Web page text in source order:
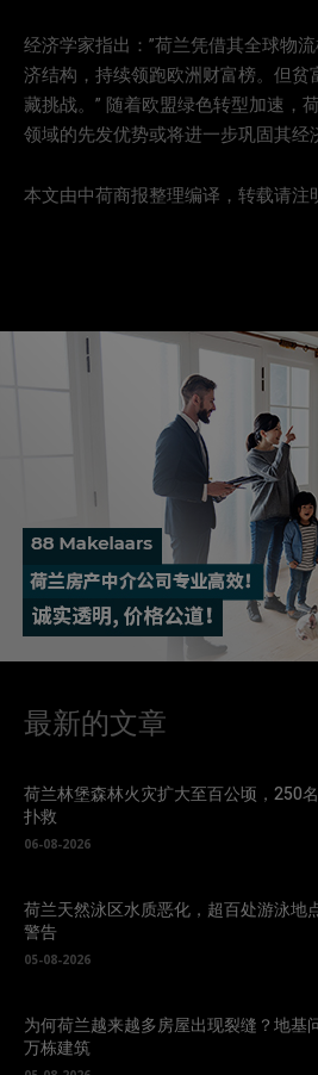
经济学家指出：”荷兰凭借其全球物
济结构，持续领跑欧洲财富榜。但
藏挑战。” 随着欧盟绿色转型加速，
领域的先发优势或将进一步巩固其经
本文由中荷商报整理编译，转载请注
最新的文章
荷兰林堡森林火灾扩大至百公顷，250
扑救
06-08-2026
荷兰天然泳区水质恶化，超百处游泳地
警告
05-08-2026
为何荷兰越来越多房屋出现裂缝？地基
万栋建筑